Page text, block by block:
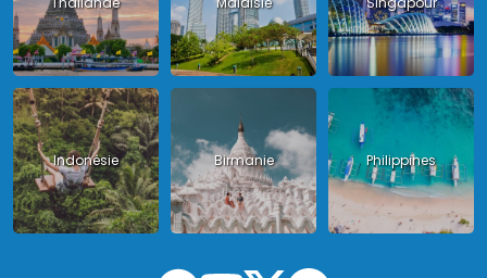
Indonésie Birmanie Philippines